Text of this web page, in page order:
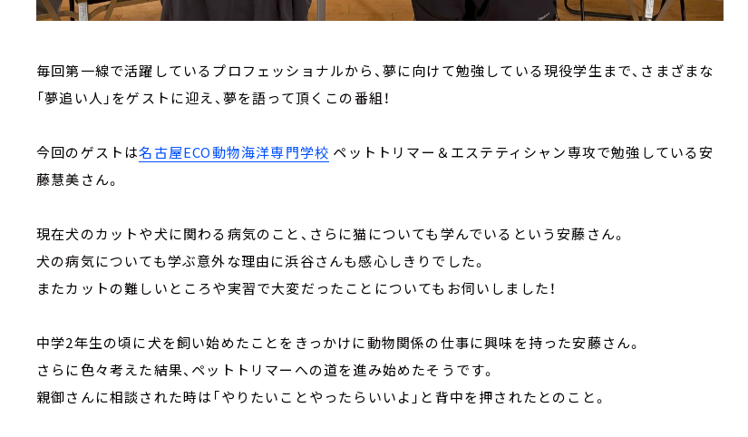
毎回第一線で活躍しているプロフェッショナルから、夢に向けて勉強している現役学生まで、さまざまな
「夢追い人」をゲストに迎え、夢を語って頂くこの番組！
今回のゲストは名古屋ECO動物海洋専門学校 ペットトリマー＆エステティシャン専攻で勉強している安
藤慧美さん。
現在犬のカットや犬に関わる病気のこと、さらに猫についても学んでいるという安藤さん。
犬の病気についても学ぶ意外な理由に浜谷さんも感心しきりでした。
またカットの難しいところや実習で大変だったことについてもお伺いしました！
中学2年生の頃に犬を飼い始めたことをきっかけに動物関係の仕事に興味を持った安藤さん。
さらに色々考えた結果、ペットトリマーへの道を進み始めたそうです。
親御さんに相談された時は「やりたいことやったらいいよ」と背中を押されたとのこと。